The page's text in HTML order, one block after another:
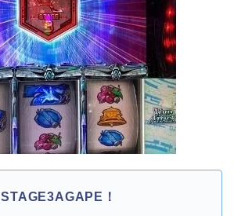
STAGE3AGAPE！